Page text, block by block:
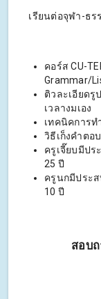
เรียนต่อจุฬา-ธร
คอร์ส CU-
Grammar/
ติวละเอียดรู
เวลางมเอง
เทคนิคการท
วิธีเก็งคำตอบ
ครูเจี๊ยบมีป
25 ปี
ครูนกมีประ
10 ปี
สอบ